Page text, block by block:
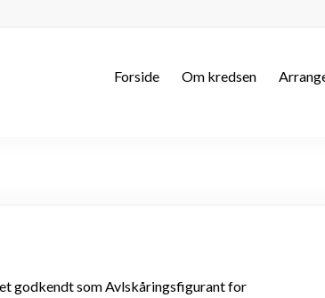
Forside Om kredsen
godkendt som Avlskåringsfigurant for